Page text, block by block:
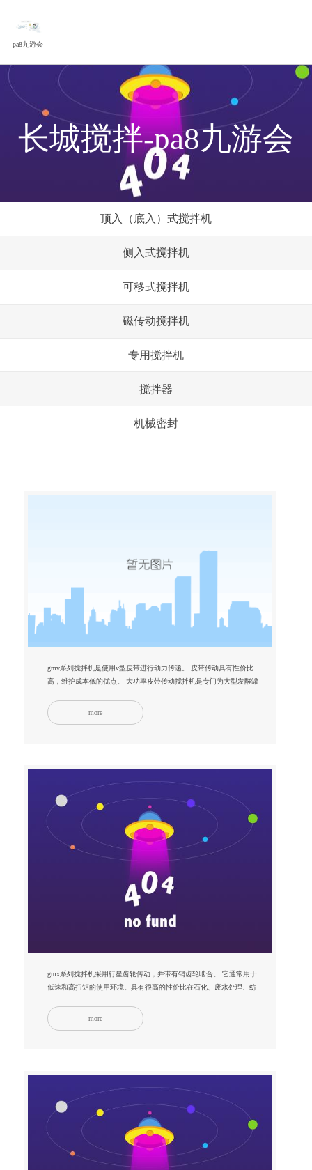
pa8九游会
长城搅拌-pa8九游会
顶入（底入）式搅拌机
侧入式搅拌机
可移式搅拌机
磁传动搅拌机
专用搅拌机
搅拌器
机械密封
gmv系列搅拌机是使用v型皮带进行动力传递。 皮带传动具有性价比
高，维护成本低的优点。 大功率皮带传动搅拌机是专门为大型发酵罐
more
gmx系列搅拌机采用行星齿轮传动，并带有销齿轮啮合。 它通常用于
低速和高扭矩的使用环境。具有很高的性价比在石化、废水处理、纺
more